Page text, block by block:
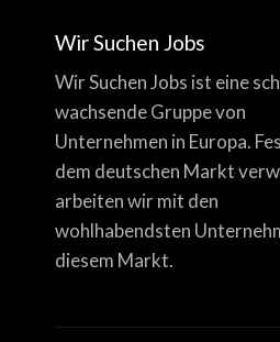
Wir Suchen Jobs
Wir Suchen Jobs ist eine
wachsende Gruppe von
Unternehmen in Europa.
dem deutschen Markt
arbeiten wir mit den
wohlhabendsten
diesem Markt.